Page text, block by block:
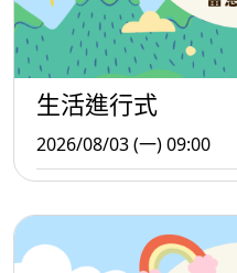
生活進行式
2026/08/03 (一) 09:00